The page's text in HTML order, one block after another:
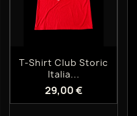
Aperçu rapide
T-Shirt Club Storic
Italia...
29,00 €